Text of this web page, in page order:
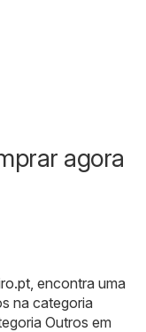
agora
, encontra uma
na categoria
Outros em